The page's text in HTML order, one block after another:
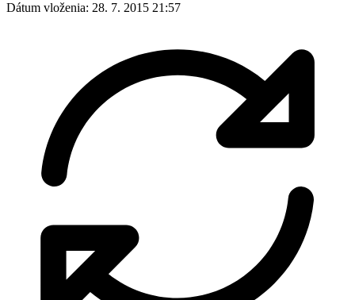
Dátum vloženia: 28. 7. 2015 21:57